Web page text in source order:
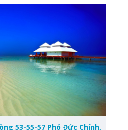
53-55-57 Phó Đức Chính,